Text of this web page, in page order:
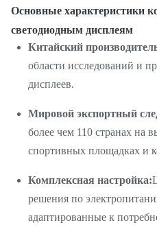
Основные характеристики
светодиодным дисплеям
Китайский
области исследований и
дисплеев.
Мировой экспортный
более чем 110 странах на
спортивных площадках и
Комплексная настройка:
решения по
адаптированные к